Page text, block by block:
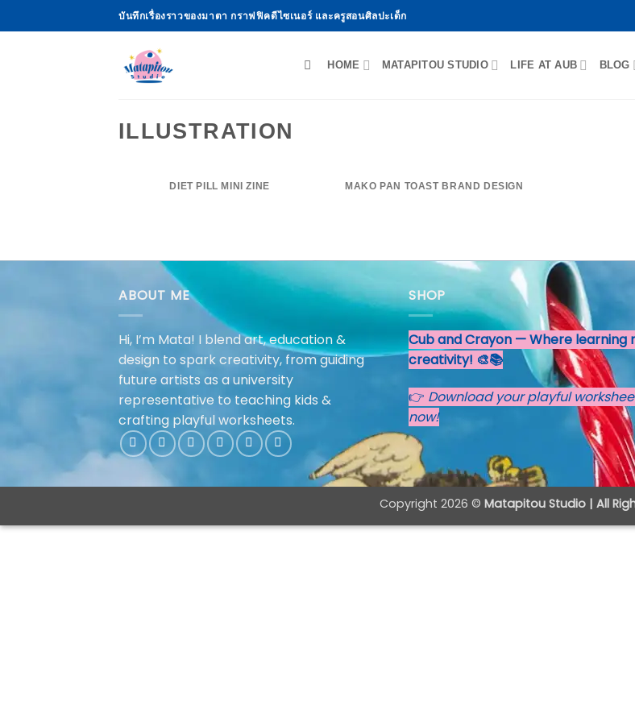
to
บันทึกเรื่องราวของมาตา กราฟฟิคดีไซเนอร์ และครูสอนศิลปะเด็ก
HOME MATAPITOU STUDIO LIFE AT AUB BLOG
ILLUSTRATION
DIET PILL MINI ZINE MAKO PAN TOAST BRAND DESIGN
ABOUT ME
Hi, I’m Mata! I blend art, education &
design to spark creativity, from guiding
future artists as a university
representative to teaching kids &
crafting playful worksheets.
SHOP
Cub and Crayon — Where learning
creativity! 🎨📚
👉 Download your playful
now!
Copyright 2026 © Matapitou Studio | All